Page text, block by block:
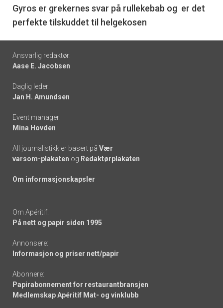
6
Gyros er grekernes svar på rullekebab og er det
perfekte tilskuddet til helgekosen
Footer
-
links
Ansvarlig redaktør:
Aase E. Jacobsen
Daglig leder:
Jan H. Amundsen
Event manager:
Mina Hovden
All journalistikk er basert på Vær
varsom-plakaten og Redaktørplakaten
Om informasjonskapsler
Om Apéritif:
På nett og papir siden 1995
Annonsere:
Informasjon og priser nett/papir
Abonnere:
Papirabonnement for restaurantbransjen
Medlemskap Apéritif Mat- og vinklubb